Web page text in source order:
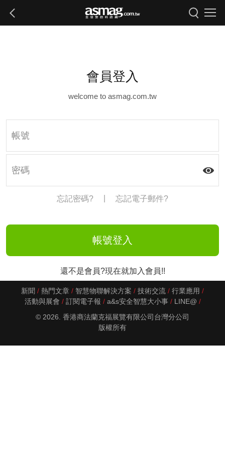
會員登入
welcome to asmag.com.tw
忘記密碼? 忘記電子郵件?
還不是會員?現在就加入會員!!
新聞 熱門文章 智慧物聯解決方案 技術交流
行業應用
活動與展會
訂閱電子報 a&s安全智慧大小事
LINE@
© 2026. 香港商法蘭克福展覽有限公司台灣分公司
版權所有